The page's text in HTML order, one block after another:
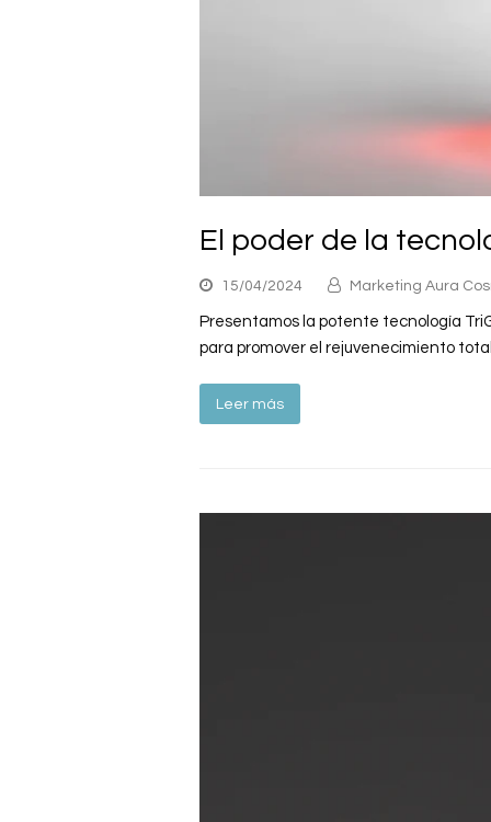
El poder de la
15/04/2024 Marketing Aura
Presentamos la potente tecnología
para promover el rejuvenecimiento
Leer más